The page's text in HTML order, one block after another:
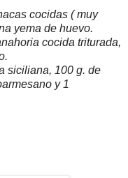
cocidas ( muy
yema de huevo.
cocida triturada,
siciliana, 100 g. de
y 1